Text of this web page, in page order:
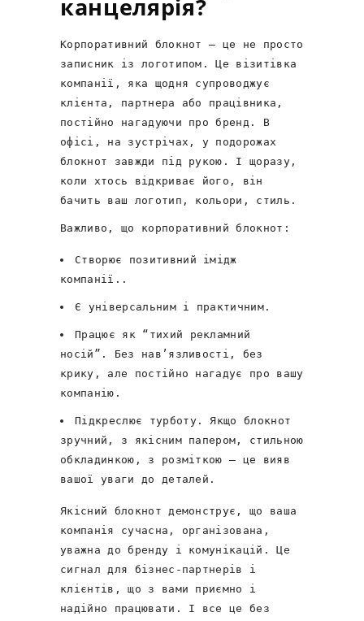
канцелярія?
Корпоративний блокнот – це не просто
записник із логотипом. Це візитівка
компанії, яка щодня супроводжує
клієнта, партнера або працівника,
постійно нагадуючи про бренд. В
офісі, на зустрічах, у подорожах
блокнот завжди під рукою. І щоразу,
коли хтось відкриває його, він
бачить ваш логотип, кольори, стиль.
Важливо, що корпоративний блокнот:
Створює позитивний імідж
компанії..
Є універсальним і практичним.
Працює як “тихий рекламний
носій”. Без нав’язливості, без
крику, але постійно нагадує про вашу
компанію.
Підкреслює турботу. Якщо блокнот
зручний, з якісним папером, стильною
обкладинкою, з розміткою – це вияв
вашої уваги до деталей.
Якісний блокнот демонструє, що ваша
компанія сучасна, організована,
уважна до бренду і комунікацій. Це
сигнал для бізнес-партнерів і
клієнтів, що з вами приємно і
надійно працювати. І все це без